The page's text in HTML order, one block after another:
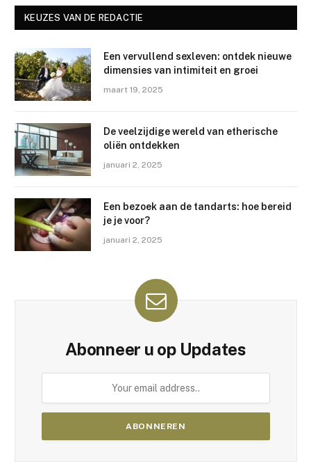
KEUZES VAN DE REDACTIE
Een vervullend sexleven: ontdek nieuwe
dimensies van intimiteit en groei
maart 19, 2025
De veelzijdige wereld van etherische
oliën ontdekken
januari 2, 2025
Een bezoek aan de tandarts: hoe bereid
je je voor?
januari 2, 2025
Abonneer u op Updates